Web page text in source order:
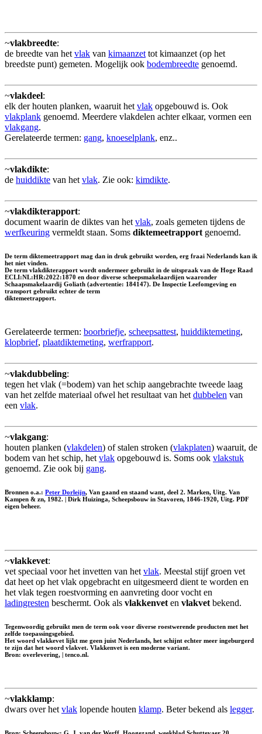
~vlakbreedte:
de breedte van het vlak van kimaanzet tot kimaanzet (op het
breedste punt) gemeten. Mogelijk ook bodembreedte genoemd.
~vlakdeel:
elk der houten planken, waaruit het vlak opgebouwd is. Ook
vlakplank genoemd. Meerdere vlakdelen achter elkaar, vormen een
vlakgang.
Gerelateerde termen: gang, knoeselplank, enz..
~vlakdikte:
de huiddikte van het vlak. Zie ook: kimdikte.
~vlakdikterapport:
document waarin de diktes van het vlak, zoals gemeten tijdens de
werfkeuring vermeldt staan. Soms diktemeetrapport genoemd.
De term diktemeetrapport mag dan in druk gebruikt worden, erg fraai Nederlands kan ik
het niet vinden.
De term vlakdikterapport wordt ondermeer gebruikt in de uitspraak van de Hoge Raad
ECLI:NL:HR:2022:1870 en door diverse scheepsmakelaardijen waaronder
Schaapsmakelaardij Goliath (advertentie: 184147). De Inspectie Leefomgeving en
transport gebruikt echter de term
diktemeetrapport.
Gerelateerde termen: boorbriefje, scheepsattest, huiddiktemeting,
klopbrief, plaatdiktemeting, werfrapport.
~vlakdubbeling:
tegen het vlak (=bodem) van het schip aangebrachte tweede laag
van het zelfde materiaal ofwel het resultaat van het dubbelen van
een vlak.
~vlakgang:
houten planken (vlakdelen) of stalen stroken (vlakplaten) waaruit, de
bodem van het schip, het vlak opgebouwd is. Soms ook vlakstuk
genoemd. Zie ook bij gang.
Bronnen o.a.: Peter Dorleijn, Van gaand en staand want, deel 2. Marken, Uitg. Van
Kampen & zn, 1982. | Dirk Huizinga, Scheepsbouw in Stavoren, 1846-1920, Uitg. PDF
eigen beheer.
~vlakkevet:
vet speciaal voor het invetten van het vlak. Meestal stijf groen vet
dat heet op het vlak opgebracht en uitgesmeerd dient te worden en
het vlak tegen roestvorming en aanvreting door vocht en
ladingresten beschermt. Ook als vlakkenvet en vlakvet bekend.
Tegenwoordig gebruikt men de term ook voor diverse roestwerende producten met het
zelfde toepassingsgebied.
Het woord vlakkevet lijkt me geen juist Nederlands, het schijnt echter meer ingeburgerd
te zijn dat het woord vlakvet. Vlakkenvet is een moderne variant.
Bron: overlevering, | tenco.nl.
~vlakklamp:
dwars over het vlak lopende houten klamp. Beter bekend als legger.